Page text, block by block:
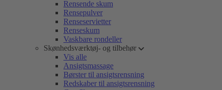
Rensende skum
Rensepulver
Renseservietter
Renseskum
Vaskbare rondeller
Skønhedsværktøj- og tilbehør
Vis alle
Ansigtsmassage
Børster til ansigtsrensning
Redskaber til ansigtsrensning